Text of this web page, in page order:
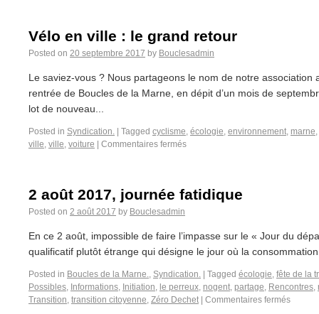
Vélo en ville : le grand retour
Posted on 20 septembre 2017 by Bouclesadmin
Le saviez-vous ? Nous partageons le nom de notre association
rentrée de Boucles de la Marne, en dépit d’un mois de
lot de nouveau...
Posted in Syndication. Tagged cyclisme, écologie, environnement, marne,
ville, ville, voiture Commentaires fermés
2 août 2017, journée fatidique
Posted on 2 août 2017 by Bouclesadmin
En ce 2 août, impossible de faire l’impasse sur le « Jour du
qualificatif plutôt étrange qui désigne le jour où la
Posted in Boucles de la Marne., Syndication. Tagged écologie, fête de la
Possibles, Informations, Initiation, le perreux, nogent, partage, Rencontres,
Transition, transition citoyenne, Zéro Dechet Commentaires fermés